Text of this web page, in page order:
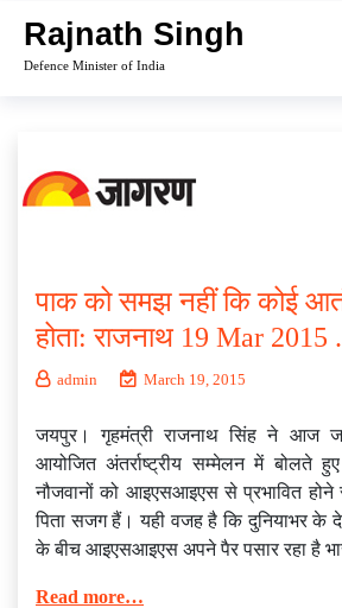
content
Rajnath Singh
Defence Minister of India
पाक को समझ नहीं कि कोई
होता: राजनाथ 19 Mar 2015 .
admin March 19, 2015
जयपुर। गृहमंत्री राजनाथ सिंह ने आज
आयोजित अंतर्राष्ट्रीय सम्मेलन में बोलते
नौजवानों को आइएसआइएस से प्रभावित
पिता सजग हैं। यही वजह है कि दुनियाभर के
के बीच आइएसआइएस अपने पैर पसार रहा है
Read more…